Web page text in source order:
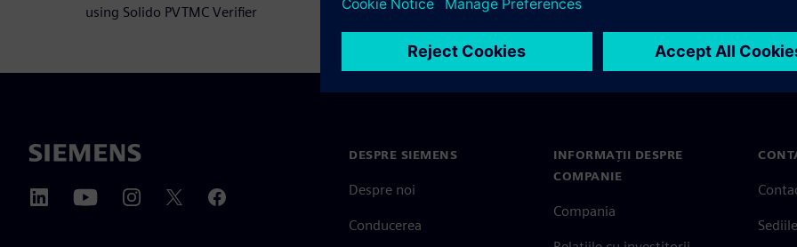
using Solido PVTMC Verifier
DESPRE SIEMENS
Despre noi
Conducerea
INFORMAȚII DESPRE
COMPANIE
Compania